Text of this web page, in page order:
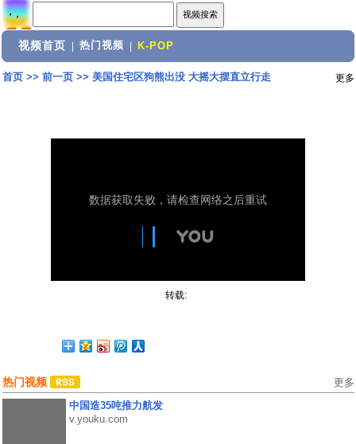
视频首页 热门视频 K-POP
首页>> 前一页>> 美国住宅区狗熊出没 大摇大摆直立行走 更多
转载:
热门视频 更多
中国造35吨推力航发
v.youku.com